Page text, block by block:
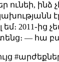
ունեի, ինձ
եմ։ 2011֊ից
― հա